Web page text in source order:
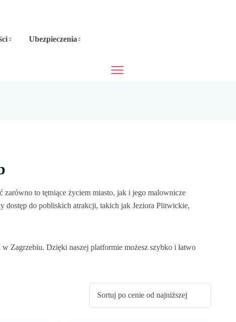
Ubezpieczenia
to tętniące życiem miasto, jak i jego malownicze
dostęp do pobliskich atrakcji, takich jak Jeziora Plitwickie,
Zagrzebiu. Dzięki naszej platformie możesz szybko i łatwo